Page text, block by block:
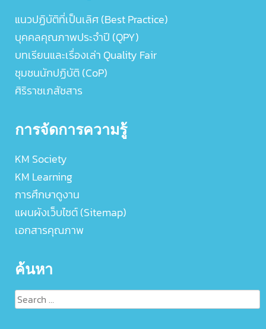
แนวปฏิบัติที่เป็นเลิศ (Best Practice)
บุคคลคุณภาพประจำปี (QPY)
บทเรียนและเรื่องเล่า Quality Fair
ชุมชนนักปฏิบัติ (CoP)
ศิริราชเภสัชสาร
การจัดการความรู้
KM Society
KM Learning
การศึกษาดูงาน
แผนผังเว็บไซต์ (Sitemap)
เอกสารคุณภาพ
ค้นหา
Search
for: